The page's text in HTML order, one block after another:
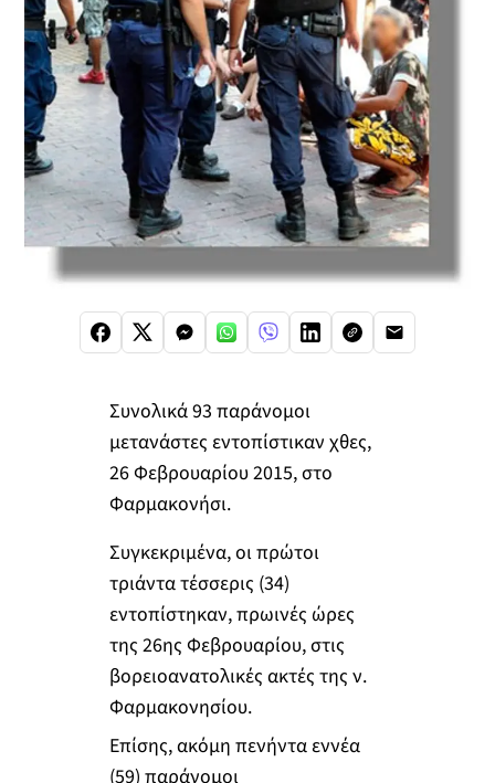
Συνολικά 93 παράνομοι
μετανάστες εντοπίστικαν χθες,
26 Φεβρουαρίου 2015, στο
Φαρμακονήσι.
Συγκεκριμένα, οι πρώτοι
τριάντα τέσσερις (34)
εντοπίστηκαν, πρωινές ώρες
της 26ης Φεβρουαρίου, στις
βορειοανατολικές ακτές της ν.
Φαρμακονησίου.
Επίσης, ακόμη πενήντα εννέα
(59) παράνομοι